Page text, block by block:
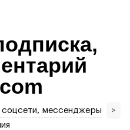
соцсети, мессенджеры
>